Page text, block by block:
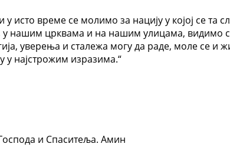
исто време се молимо за нацију у којој се та
у нашим црквама и на нашим улицама, видимо
уверења и сталежа могу да раде, моле се и
у најстрожим изразима.“
и Спаситеља. Амин